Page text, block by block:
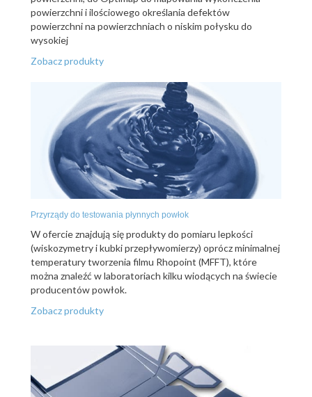
powierzchni i ilościowego określania defektów
powierzchni na powierzchniach o niskim połysku do
wysokiej
Zobacz produkty
Przyrządy do testowania płynnych powłok
W ofercie znajdują się produkty do pomiaru lepkości
(wiskozymetry i kubki przepływomierzy) oprócz minimalnej
temperatury tworzenia filmu Rhopoint (MFFT), które
można znaleźć w laboratoriach kilku wiodących na świecie
producentów powłok.
Zobacz produkty